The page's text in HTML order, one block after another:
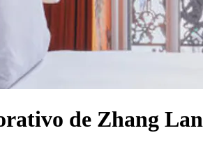
de Zhang Lan